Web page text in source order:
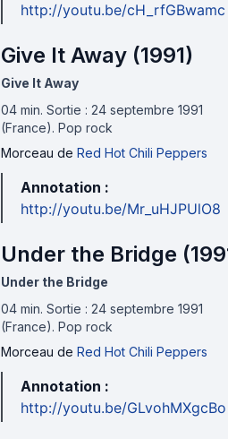
http://youtu.be/cH_rfGBwamc
Give It Away (1991)
Give It Away
04 min. Sortie : 24 septembre 1991
(France). Pop rock
Morceau de Red Hot Chili Peppers
Annotation :
http://youtu.be/Mr_uHJPUlO8
Under the Bridge
Under the Bridge
04 min. Sortie : 24 septembre 1991
(France). Pop rock
Morceau de Red Hot Chili Peppers
Annotation :
http://youtu.be/GLvohMXgcBo